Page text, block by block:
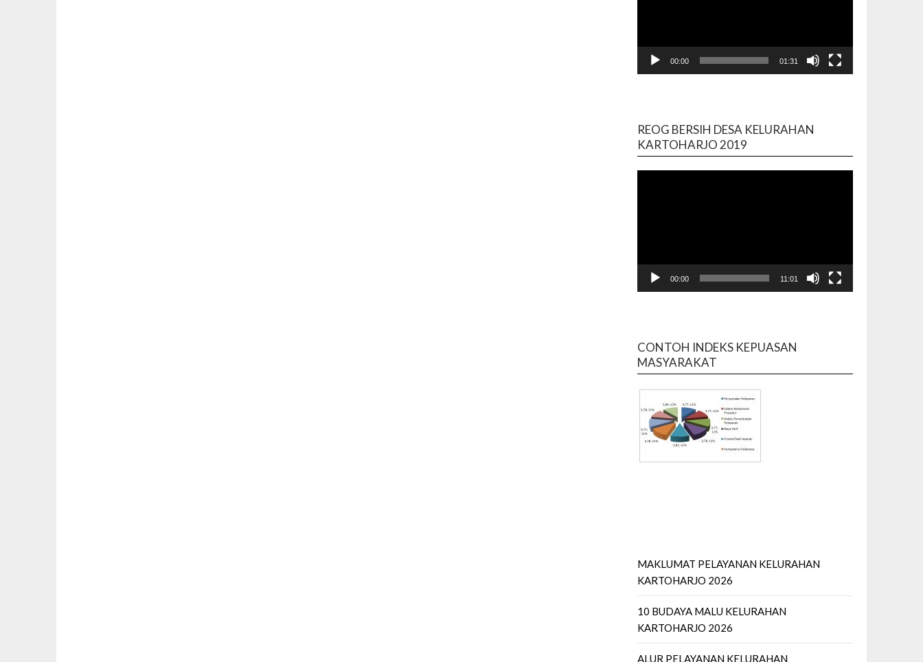
00:00 01:31
REOG BERSIH DESA KELURAHAN
KARTOHARJO 2019
00:00 11:01
CONTOH INDEKS KEPUASAN
MASYARAKAT
MAKLUMAT PELAYANAN KELURAHAN
KARTOHARJO 2026
10 BUDAYA MALU KELURAHAN
KARTOHARJO 2026
ALUR PELAYANAN KELURAHAN